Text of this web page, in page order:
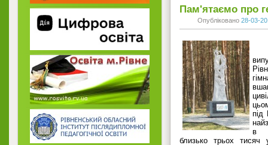
Пам'ятаємо про
Опубліковано 28-03-
під
в
близько трьох тисяч